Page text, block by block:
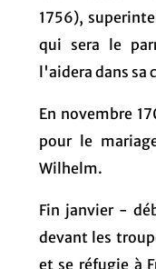
1756),
qui sera le
l'aidera dans sa
En novembre
pour le
Wilhelm.
Fin janvier -
devant les
et se réfugie à